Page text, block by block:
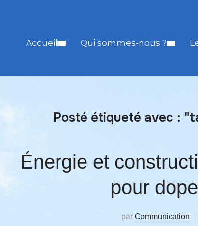
Accueil Qui sommes-nous ?
Posté étiqueté avec :
Énergie et
pour
par Communication